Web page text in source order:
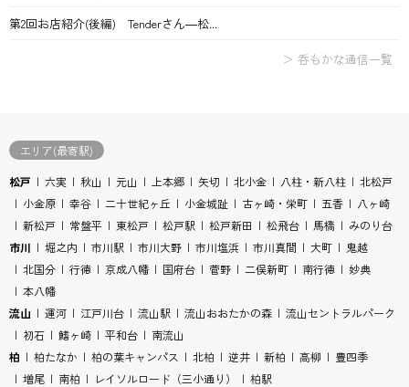
第2回お店紹介(後編) Tenderさん―松...
＞ 呑もかな通信一覧
エリア(最寄駅)
松戸
六実 秋山 元山 上本郷 矢切 北小金 八柱・新八柱
北松戸
小金原
幸谷 二十世紀ヶ丘 小金城趾 古ヶ崎・栄町 五香
八ヶ崎
新松戸
常盤平 東松戸 松戸駅 松戸新田 松飛台 馬橋
みのり台
市川
堀之内 市川駅 市川大野 市川塩浜 市川真間 大町
鬼越
北国分
行徳 京成八幡 国府台 菅野 二俣新町 南行徳
妙典
本八幡
流山
運河 江戸川台 流山駅 流山おおたかの森
流山セントラルパーク
初石
鰭ヶ崎 平和台
南流山
柏
柏たなか 柏の葉キャンパス 北柏 逆井 新柏 高柳
豊四季
増尾
南柏 レイソルロード（三小通り）
柏駅